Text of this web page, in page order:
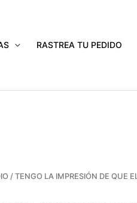
RASTREA TU PEDIDO
/ TENGO LA IMPRESIÓN DE QUE